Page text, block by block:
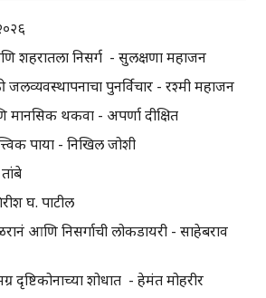
शहरातला निसर्ग - सुलक्षणा महाजन
जलव्यवस्थापनाचा पुनर्विचार - रश्मी महाजन
थकवा - अपर्णा दीक्षित
पाया - निखिल जोशी
घ. पाटील
आणि निसर्गाची लोकडायरी - साहेबराव
दृष्टिकोनाच्या शोधात - हेमंत मोहरीर